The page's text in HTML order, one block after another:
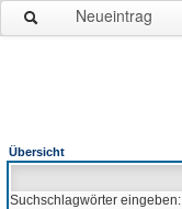
Neueintrag
Übersicht
Suchschlagwörter eingeben: